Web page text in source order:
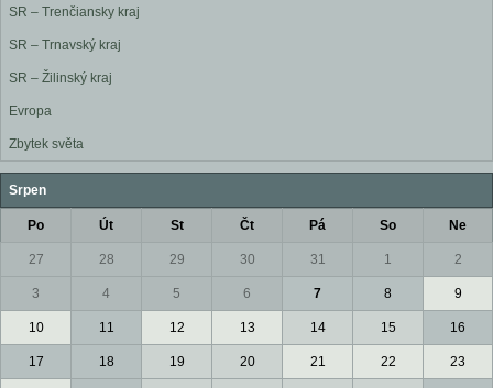
SR – Trenčiansky kraj
SR – Trnavský kraj
SR – Žilinský kraj
Evropa
Zbytek světa
Srpen
Po Út St Čt Pá So Ne
27 28 29 30 31 1 2
3 4 5 6 7 8 9
10 11 12 13 14 15 16
17 18 19 20 21 22 23